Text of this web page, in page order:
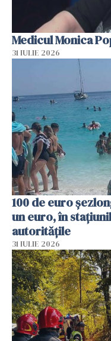
Medicul Monica
31 IULIE 2026
100 de euro
un euro, în
autoritățile
31 IULIE 2026